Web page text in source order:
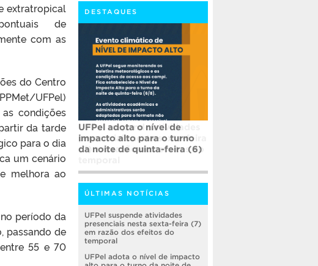
extratropical
de
com as
do Centro
UFPel)
as condições
da tarde
para o dia
um cenário
melhora ao
período da
passando de
55 e 70
DESTAQUES
UFPel adota o nível de
impacto alto para o turno
da noite de quinta-feira (6)
ÚLTIMAS NOTÍCIAS
UFPel suspende atividades
presenciais nesta sexta-feira (7)
em razão dos efeitos do
temporal
UFPel adota o nível de impacto